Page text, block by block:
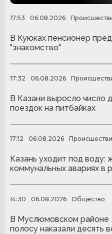
17:53 06.08.2026
В Куюках пенсионер
"знакомство"
17:32 06.08.2026
В Казани выросло число
поездок на питбайках
17:12 06.08.2026
Казань уходит под
коммунальных авариях в
14:30 06.08.2026 Общество
В Муслюмовском районе
полосу наказали десять